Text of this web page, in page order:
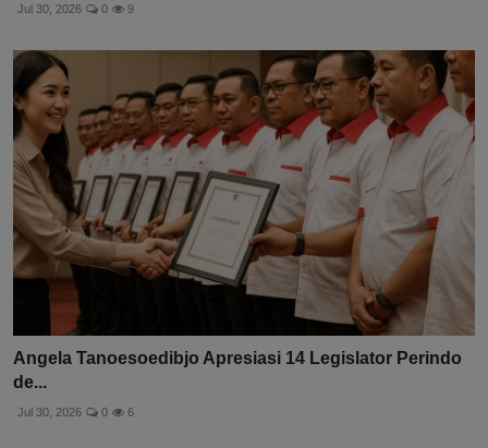
Jul 30, 2026 0 9
Angela Tanoesoedibjo Apresiasi 14 Legislator Perindo
de...
Jul 30, 2026 0 6